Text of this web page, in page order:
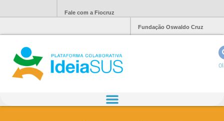
Fale com a Fiocruz
Fundação Oswaldo Cruz